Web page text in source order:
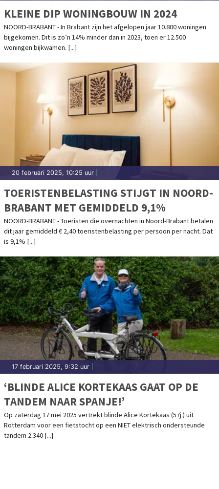
KLEINE DIP WONINGBOUW IN 2024
NOORD-BRABANT - In Brabant zijn het afgelopen jaar 10.800 woningen
bijgekomen. Dit is zo’n 14% minder dan in 2023, toen er 12.500
woningen bijkwamen. [...]
20 februari 2025, 10:25 uur
TOERISTENBELASTING STIJGT IN NOORD-
BRABANT MET GEMIDDELD 9,1%
NOORD-BRABANT - Toeristen die overnachten in Noord-Brabant betalen
dit jaar gemiddeld € 2,40 toeristenbelasting per persoon per nacht. Dat
is 9,1% [...]
17 februari 2025, 9:32 uur
‘BLINDE ALICE KORTEKAAS GAAT OP DE
TANDEM NAAR SPANJE!’
Op zaterdag 17 mei 2025 vertrekt blinde Alice Kortekaas (57j.) uit
Rotterdam voor een fietstocht op een NIET elektrisch ondersteunde
tandem 2.340 [...]